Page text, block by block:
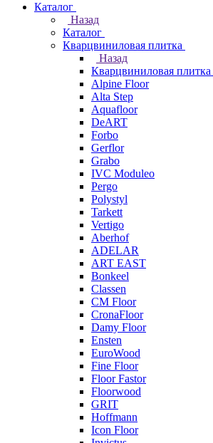
Каталог
Назад
Каталог
Кварцвиниловая плитка
Назад
Кварцвиниловая плитка
Alpine Floor
Alta Step
Aquafloor
DeART
Forbo
Gerflor
Grabo
IVC Moduleo
Pergo
Polystyl
Tarkett
Vertigo
Aberhof
ADELAR
ART EAST
Bonkeel
Classen
CM Floor
CronaFloor
Damy Floor
Ensten
EuroWood
Fine Floor
Floor Fastor
Floorwood
GRIT
Hoffmann
Icon Floor